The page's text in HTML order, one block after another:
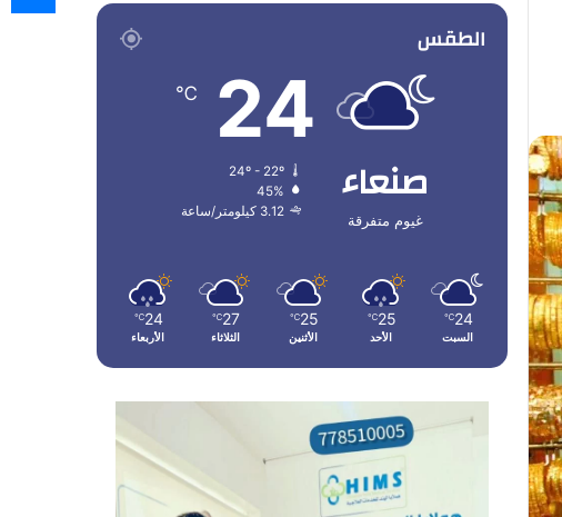
الطقس
صنعاء
غيوم متفرقة
24
℃
24º - 22º
45%
3.12 كيلومتر/ساعة
24
℃
السبت
25
℃
الأحد
25
℃
الأثنين
27
℃
الثلاثاء
24
℃
الأربعاء